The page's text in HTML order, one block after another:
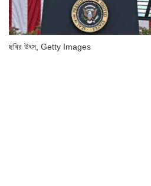
ছবির উৎস, Getty Images